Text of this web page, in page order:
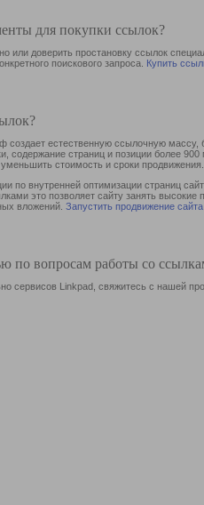
для покупки ссылок?
или доверить простановку ссылок
поискового запроса. Купить
создает естественную ссылочную
содержание страниц и позиции более
стоимость и сроки продвижения.
по внутренней оптимизации страниц
это позволяет сайту занять
вложений. Запустить продвижение сайта
по вопросам работы со
сервисов Linkpad, свяжитесь с нашей